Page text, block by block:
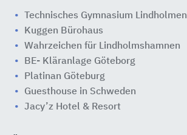
Technisches Gymnasium Lindholmen
Kuggen Bürohaus
Wahrzeichen für Lindholmshamnen
BE- Kläranlage Göteborg
Platinan Göteburg
Guesthouse in Schweden
Jacy’z Hotel & Resort